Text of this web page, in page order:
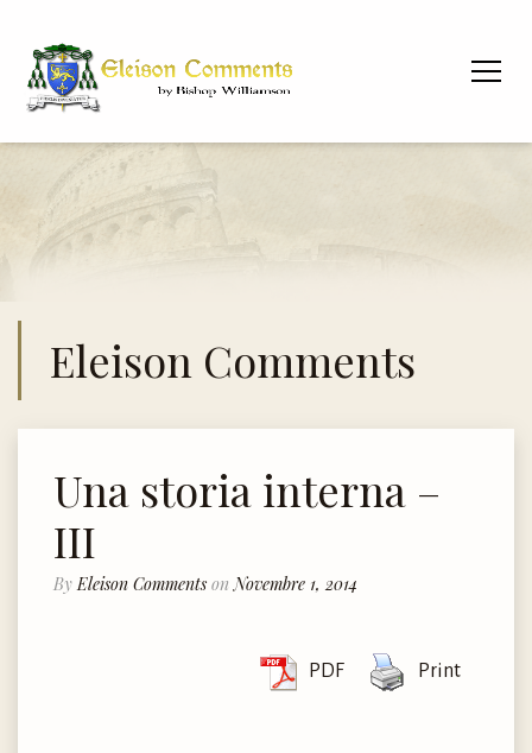
Eleison Comments
Una storia interna –
III
By Eleison Comments on Novembre 1, 2014
PDF Print